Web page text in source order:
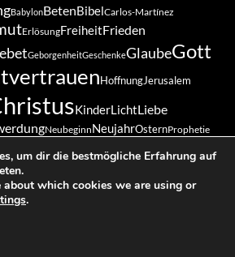
BabylonBetenBibelCarlos-Martínez
ErlösungFreiheitFrieden
GeborgenheitGeschenkeGlaubeGott
HoffnungJerusalem
KinderLichtLiebe
NeubeginnNeujahrOsternProphetie
Schöpfergott SchöpfungTreueVergebung
um dir die bestmögliche Erfahrung auf
which cookies we are using or
.